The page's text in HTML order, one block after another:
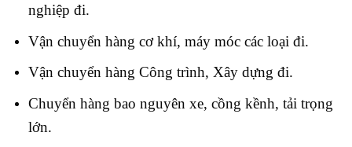
nghiệp đi.
Vận chuyển hàng cơ khí, máy móc các loại đi.
Vận chuyển hàng Công trình, Xây dựng đi.
Chuyển hàng bao nguyên xe, cồng kềnh, tải trọng
lớn.